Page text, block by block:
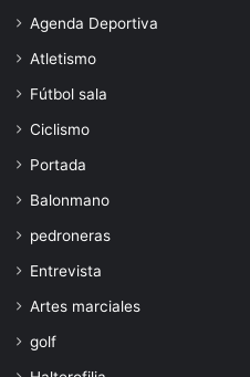
Agenda Deportiva
Atletismo
Fútbol sala
Ciclismo
Portada
Balonmano
pedroneras
Entrevista
Artes marciales
golf